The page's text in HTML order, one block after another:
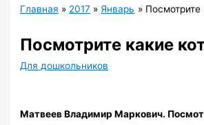
Главная 2017 Январь Посмотрите
Посмотрите какие
Для дошкольников
Матвеев Владимир Маркович.